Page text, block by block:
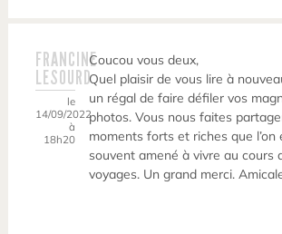
FRANCINE
LESOURD
le
14/09/2022
à
18h20
Coucou vous deux,
Quel plaisir de vous lire à
un régal de faire défiler vos
photos. Vous nous faites
moments forts et riches que l’on
souvent amené à vivre au cours
voyages. Un grand merci.